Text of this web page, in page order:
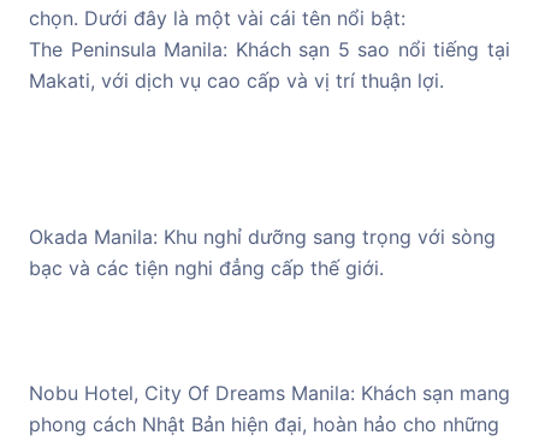
chọn. Dưới đây là một vài cái tên nổi bật:
The Peninsula Manila: Khách sạn 5 sao nổi tiếng tại
Makati, với dịch vụ cao cấp và vị trí thuận lợi.
Okada Manila: Khu nghỉ dưỡng sang trọng với sòng
bạc và các tiện nghi đẳng cấp thế giới.
Nobu Hotel, City Of Dreams Manila: Khách sạn mang
phong cách Nhật Bản hiện đại, hoàn hảo cho những